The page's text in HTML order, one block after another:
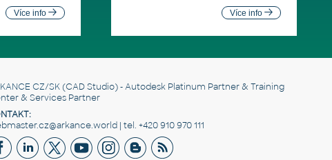
Více info Více info
CZ/SK(CAD Studio) - Autodesk Platinum Partner & Training
& Services Partner
| tel. +420 910 970 111